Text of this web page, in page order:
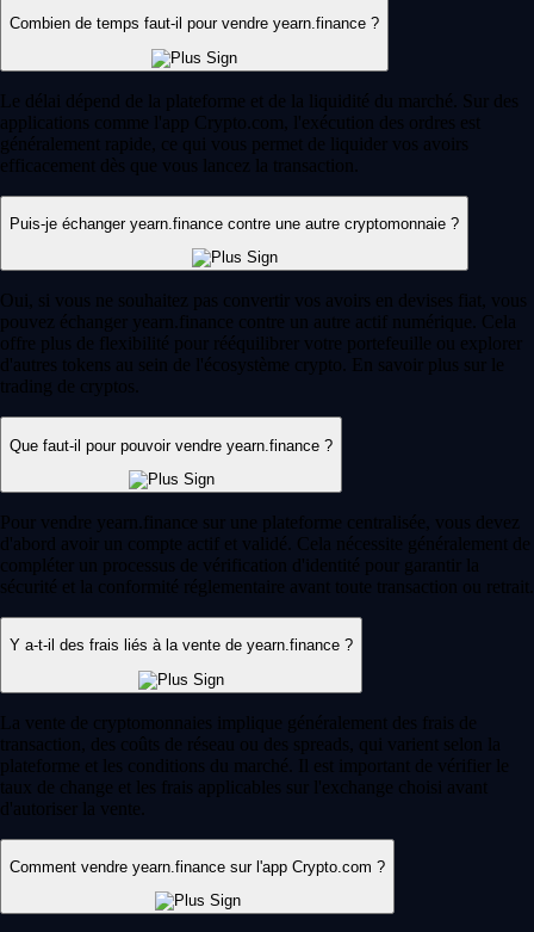
Combien de temps faut-il pour vendre yearn.finance ?
Le délai dépend de la plateforme et de la liquidité du marché. Sur des
applications comme l'app Crypto.com, l'exécution des ordres est
généralement rapide, ce qui vous permet de liquider vos avoirs
efficacement dès que vous lancez la transaction.
Puis-je échanger yearn.finance contre une autre cryptomonnaie ?
Oui, si vous ne souhaitez pas convertir vos avoirs en devises fiat, vous
pouvez échanger yearn.finance contre un autre actif numérique. Cela
offre plus de flexibilité pour rééquilibrer votre portefeuille ou explorer
d'autres tokens au sein de l'écosystème crypto. En savoir plus sur le
trading de cryptos.
Que faut-il pour pouvoir vendre yearn.finance ?
Pour vendre yearn.finance sur une plateforme centralisée, vous devez
d'abord avoir un compte actif et validé. Cela nécessite généralement de
compléter un processus de vérification d'identité pour garantir la
sécurité et la conformité réglementaire avant toute transaction ou retrait.
Y a-t-il des frais liés à la vente de yearn.finance ?
La vente de cryptomonnaies implique généralement des frais de
transaction, des coûts de réseau ou des spreads, qui varient selon la
plateforme et les conditions du marché. Il est important de vérifier le
taux de change et les frais applicables sur l'exchange choisi avant
d'autoriser la vente.
Comment vendre yearn.finance sur l'app Crypto.com ?